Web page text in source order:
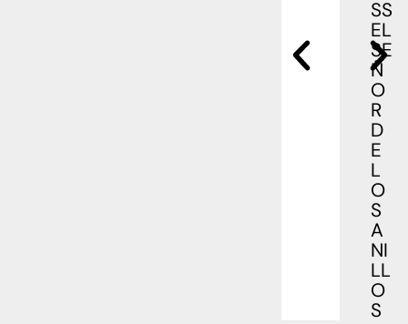
SS
EL
SE
Ñ
O
R
D
E
L
O
S
A
NI
LL
O
S